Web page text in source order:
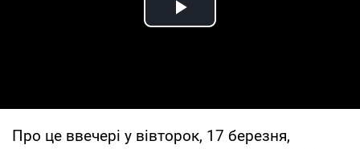
Play Video
Про це ввечері у вівторок, 17 березня,